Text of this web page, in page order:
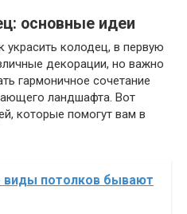
основные идеи
колодец, в первую
декорации, но важно
гармоничное сочетание
ландшафта. Вот
которые помогут вам в
виды потолков бывают